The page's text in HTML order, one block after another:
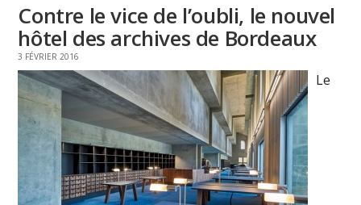
Contre le vice de l’oubli, le nouvel
hôtel des archives de Bordeaux
3 FÉVRIER 2016
Le